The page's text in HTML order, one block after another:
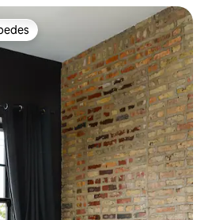
entre huéspedes